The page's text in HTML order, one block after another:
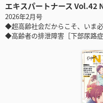
エキスパートナース Vol.42
2026年2月号
◆超高齢社会だからこそ、いま
◆高齢者の排泄障害［下部尿路症